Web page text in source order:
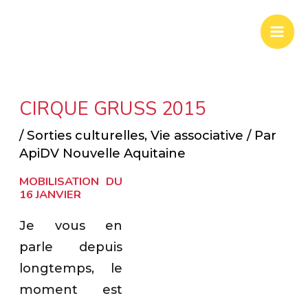
CIRQUE GRUSS 2015
/Sorties culturelles,Vie associative / Par
ApiDV Nouvelle Aquitaine
MOBILISATION DU
16 JANVIER
Je vous en
parle depuis
longtemps, le
moment est